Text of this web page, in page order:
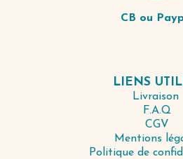
CB ou
LIENS
Livraison
F.A.Q
CGV
Mentions
Politique de